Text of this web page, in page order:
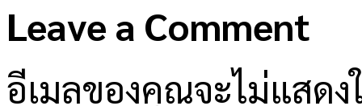
Leave a Comment
อีเมลของคุณจะไม่แสด